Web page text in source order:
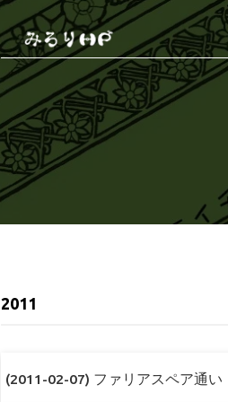
2011
(2011-02-07) ファリアスペア通い